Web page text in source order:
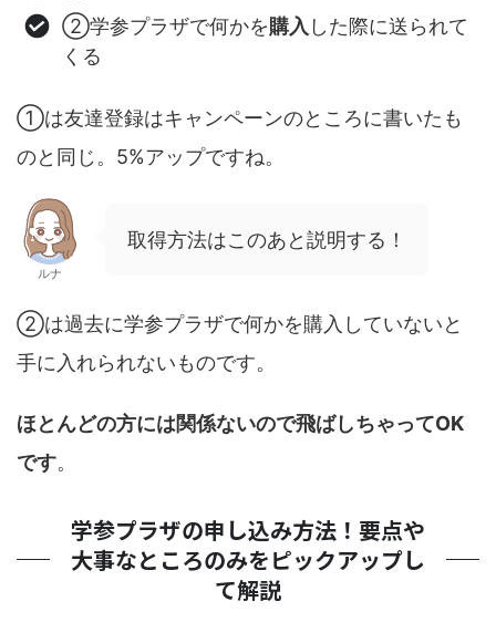
②学参プラザで何かを購入 した際に送られて
くる
①は友達登録はキャンペーンのところに書いたも
のと同じ。5%アップですね。
ルナ
取得方法はこのあと説明する！
②は過去に学参プラザで何かを購入していないと
手に入れられないものです。
ほとんどの方には関係ないので飛ばしちゃってOK
です。
学参プラザの申し込み方法！要点や
大事なところのみをピックアップし
て解説